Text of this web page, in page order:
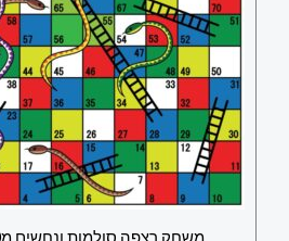
משחק רצפה סולמות ונחשים מ1-100